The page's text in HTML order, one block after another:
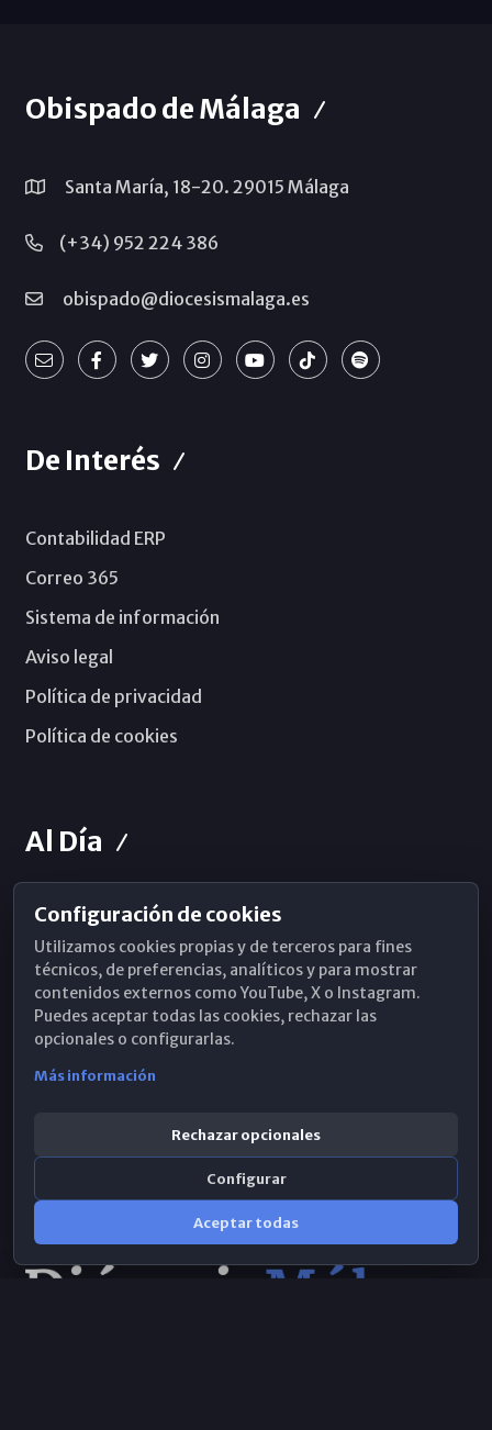
Obispado de Málaga
Santa María, 18-20. 29015 Málaga
(+34) 952 224 386
obispado@diocesismalaga.es
De Interés
Contabilidad ERP
Correo 365
Sistema de información
Aviso legal
Política de privacidad
Política de cookies
Al Día
Horarios de Misa
Hemeroteca
WhatsApp
Configuración de cookies
Utilizamos cookies propias y de terceros para fines
técnicos, de preferencias, analíticos y para mostrar
contenidos externos como YouTube, X o Instagram.
Puedes aceptar todas las cookies, rechazar las
opcionales o configurarlas.
Más información
Rechazar opcionales
Configurar
Aceptar todas